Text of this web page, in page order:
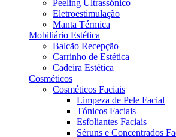
Peeling Ultrassónico
Eletroestimulação
Manta Térmica
Mobiliário Estética
Balcão Recepção
Carrinho de Estética
Cadeira Estética
Cosméticos
Cosméticos Faciais
Limpeza de Pele Facial
Tónicos Faciais
Esfoliantes Faciais
Séruns e Concentrados